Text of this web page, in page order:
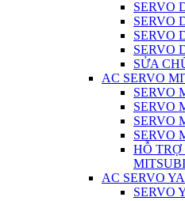
SERVO
SERVO
SERVO
SERVO
SỬA
AC SERVO
SERVO
SERVO
SERVO
SERVO
HỖ
AC SERVO
SERVO